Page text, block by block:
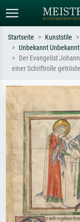
Suchen Sie nach Künstlern,
Startseite Kunststile
Unbekannt Unbekannt
Der Evangelist
einer Schriftrolle